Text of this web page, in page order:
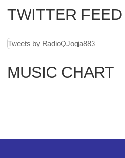
TWITTER FEED
Tweets by RadioQJogja883
MUSIC CHART